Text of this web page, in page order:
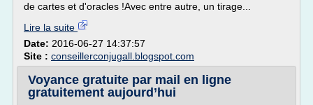
de cartes et d'oracles !Avec entre autre, un tirage...
Lire la suite
Date: 2016-06-27 14:37:57
Site : conseillerconjugall.blogspot.com
Voyance gratuite par mail en ligne
gratuitement aujourd’hui